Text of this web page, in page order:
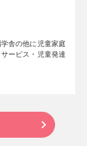
舎の他に児童家庭
ービス・児童発達